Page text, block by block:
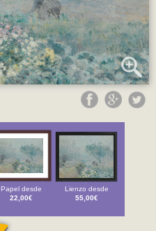
Papel desde
22,00€
Lienzo desde
55,00€